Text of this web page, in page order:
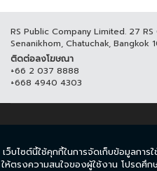
RS Public Company Limited. 27
Senanikhom, Chatuchak, Bangkok
ติดต่อลงโฆษณา
+66 2 037 8888
+668 4940 4303
© COPYRIGHT 2017
ข้อกำหนดและเงื่อนไข
เว็บไซต์นี้ใช้คุกกี้ในการจัดเก็บข้อมูลกา
ให้ตรงความสนใจของผู้ใช้งาน โปรดศึก